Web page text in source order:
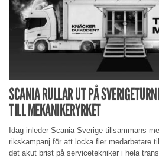
SCANIA RULLAR UT PÅ
TILL MEKANIKERYRKET
Idag inleder Scania Sverige tillsammans
rikskampanj för att locka fler medarbetare
det akut brist på servicetekniker i hela